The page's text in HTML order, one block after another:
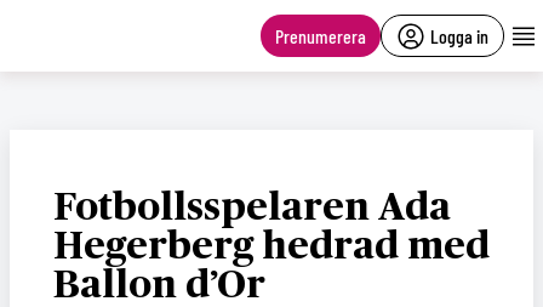
Prenumerera Logga in
Fotbollsspelaren Ada
Hegerberg hedrad med
Ballon d’Or